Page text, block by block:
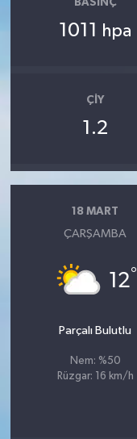
BASINÇ
1011 hpa
ÇIY
1.2
18 MART
ÇARŞAMBA
12°
Parçalı Bulutlu
Nem: %50
Rüzgar: 16 km/h